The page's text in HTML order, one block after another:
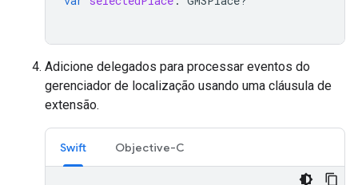
Adicione delegados para processar eventos do
gerenciador de localização usando uma cláusula de
extensão.
Swift Objective-C